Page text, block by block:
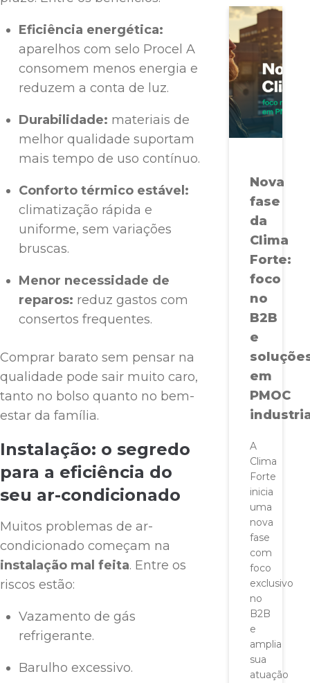
Eficiência energética:
aparelhos com selo Procel A
consomem menos energia e
reduzem a conta de luz.
Durabilidade: materiais de
melhor qualidade suportam
mais tempo de uso contínuo.
Conforto térmico estável:
climatização rápida e
uniforme, sem variações
bruscas.
Menor necessidade de
reparos: reduz gastos com
consertos frequentes.
Comprar barato sem pensar na
qualidade pode sair muito caro,
tanto no bolso quanto no bem-
estar da família.
Instalação: o segredo
para a eficiência do
seu ar-condicionado
Muitos problemas de ar-
condicionado começam na
instalação mal feita. Entre os
riscos estão:
Vazamento de gás
refrigerante.
Barulho excessivo.
Nova
fase
da
Clima
Forte:
foco
no
B2B
e
em
PMOC
A
Clima
Forte
inicia
uma
nova
fase
com
foco
exclusivo
no
B2B
e
amplia
sua
atuação